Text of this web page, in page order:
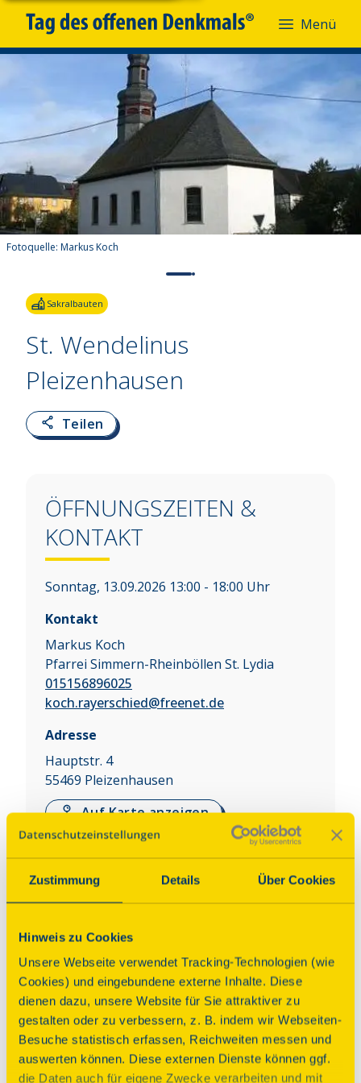
Zustimmung Details Über Cookies
Hinweis zu Cookies
Unsere Webseite verwendet Tracking-Technologien (wie
Cookies) und eingebundene externe Inhalte. Diese
dienen dazu, unsere Website für Sie attraktiver zu
gestalten oder zu verbessern, z. B. indem wir Webseiten-
Besuche statistisch erfassen, Reichweiten messen und
auswerten können. Diese externen Dienste können ggf.
die Daten auch für eigene Zwecke verarbeiten und mit
Menü
Fotoquelle: Markus Koch
Sakralbauten
St. Wendelinus
Pleizenhausen
Teilen
ÖFFNUNGSZEITEN &
KONTAKT
Sonntag, 13.09.2026 13:00 - 18:00 Uhr
Kontakt
Markus Koch
Pfarrei Simmern-Rheinböllen St. Lydia
015156896025
koch.rayerschied@freenet.de
Adresse
Hauptstr. 4
55469 Pleizenhausen
Auf Karte anzeigen
Über dieses Denkmal
geschlossener Saalbau mit Dachreiter. In den
befinden sich Gemälde von Anton Schmitz aus Zell
von 1776 mit dem Heiligen Wendelin als Abt von
Tholey, als Schutzherr über Flur und Vieh und als
Pestpatron. Die Mensaverkleidung ist bunt bemalt.
Die Kanzel steht auf der linken Seite. Die bunten
Glasfenster stellen Kreuzigung, Kreuzabnahme, St.